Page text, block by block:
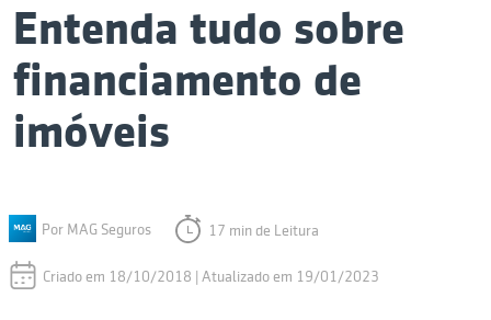
Entenda tudo sobre
financiamento de
imóveis
Por MAG Seguros 17 min de Leitura
Criado em 18/10/2018 | Atualizado em 19/01/2023